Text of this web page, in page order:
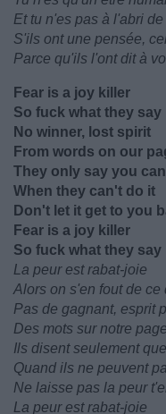
Et tu n'es pas à l'abri
S'ils ont une pensée,
Parce qu'ils l'ont dit à
Fear is a joy killer
So fuck what they say
No winnеr, lost spirit
From words on our
They only say you
When thеy can't do it
Don't let it get to you
Fear is a joy killer
So fuck what they say
La peur est rabat-joie
Alors on s'en fout de ce
Pas de gagnant, esprit
Des mots sur notre page
Ils disent seulement
Quand ils ne peuvent
Ne laisse pas la peur
La peur est rabat-joie